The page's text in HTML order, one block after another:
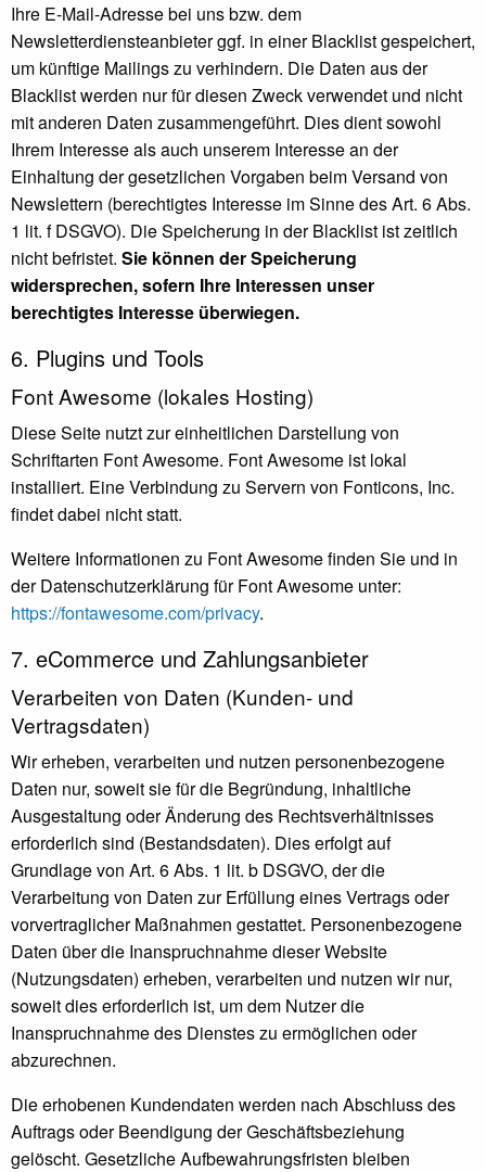
Ihre E-Mail-Adresse bei uns bzw. dem
Newsletterdiensteanbieter ggf. in einer Blacklist gespeichert,
um künftige Mailings zu verhindern. Die Daten aus der
Blacklist werden nur für diesen Zweck verwendet und nicht
mit anderen Daten zusammengeführt. Dies dient sowohl
Ihrem Interesse als auch unserem Interesse an der
Einhaltung der gesetzlichen Vorgaben beim Versand von
Newslettern (berechtigtes Interesse im Sinne des Art. 6 Abs.
1 lit. f DSGVO). Die Speicherung in der Blacklist ist zeitlich
nicht befristet. Sie können der Speicherung
widersprechen, sofern Ihre Interessen unser
berechtigtes Interesse überwiegen.
6. Plugins und Tools
Font Awesome (lokales Hosting)
Diese Seite nutzt zur einheitlichen Darstellung von
Schriftarten Font Awesome. Font Awesome ist lokal
installiert. Eine Verbindung zu Servern von Fonticons, Inc.
findet dabei nicht statt.
Weitere Informationen zu Font Awesome finden Sie und in
der Datenschutzerklärung für Font Awesome unter:
https://fontawesome.com/privacy.
7. eCommerce und Zahlungs­anbieter
Verarbeiten von Daten (Kunden- und
Vertragsdaten)
Wir erheben, verarbeiten und nutzen personenbezogene
Daten nur, soweit sie für die Begründung, inhaltliche
Ausgestaltung oder Änderung des Rechtsverhältnisses
erforderlich sind (Bestandsdaten). Dies erfolgt auf
Grundlage von Art. 6 Abs. 1 lit. b DSGVO, der die
Verarbeitung von Daten zur Erfüllung eines Vertrags oder
vorvertraglicher Maßnahmen gestattet. Personenbezogene
Daten über die Inanspruchnahme dieser Website
(Nutzungsdaten) erheben, verarbeiten und nutzen wir nur,
soweit dies erforderlich ist, um dem Nutzer die
Inanspruchnahme des Dienstes zu ermöglichen oder
abzurechnen.
Die erhobenen Kundendaten werden nach Abschluss des
Auftrags oder Beendigung der Geschäftsbeziehung
gelöscht. Gesetzliche Aufbewahrungsfristen bleiben